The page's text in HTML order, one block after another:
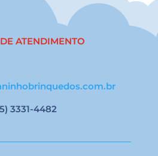
ATENDIMENTO
3331-4482